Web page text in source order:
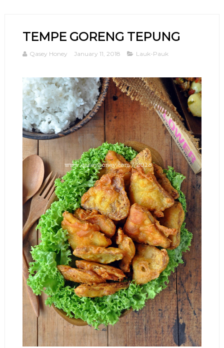
TEMPE GORENG TEPUNG
Qasey Honey January 11, 2018 Lauk-Pauk